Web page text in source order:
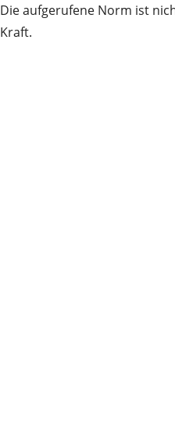
Die aufgerufene Norm ist
Kraft.